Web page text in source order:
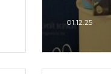
01.12.25